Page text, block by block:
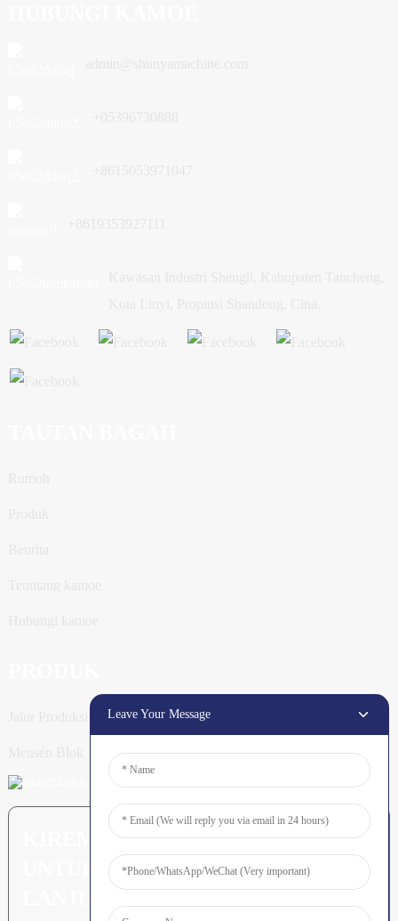
Jalur Produksi Tiang
KIREM PERTANYAAN: SIAP
UNTUK MEURUNOE LEUBEH
Leave Your Message